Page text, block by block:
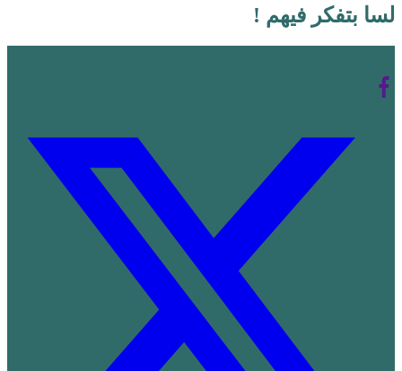
لسا بتفكر فيهم !